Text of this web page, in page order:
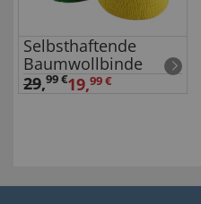
Selbsthaftende
Baumwollbinde
29,99 €19,99 €